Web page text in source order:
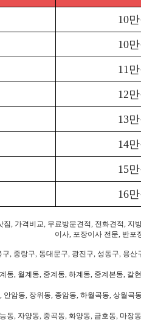
10
10
11
12
13
14
15
16
, 가격비교, 무료방문견적, 전화견적,
이사, 포장이사 전문, 반포
, 중랑구, 동대문구, 광진구, 성동구, 용
동, 월계동, 중계동, 하계동, 중계본동,
안암동, 장위동, 종암동, 하월곡동, 상월
동, 자양동, 중곡동, 화양동, 금호동, 마